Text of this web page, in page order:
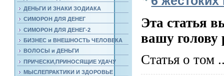
ДЕНЬГИ И ЗНАКИ ЗОДИАКА
СИМОРОН ДЛЯ ДЕНЕГ
СИМОРОН ДЛЯ ДЕНЕГ-2
БИЗНЕС и ВНЕШНОСТЬ ЧЕЛОВЕКА
ВОЛОСЫ и ДЕНЬГИ
ПРИЧЕСКИ,ПРИНОСЯЩИЕ УДАЧУ
МЫСЛЕПРАКТИКИ И ЗДОРОВЬЕ
Эта статья
вашу голову
Статья о том